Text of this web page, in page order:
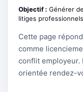
Objectif : Générer
litiges
Cette page
comme
conflit
orientée rendez-